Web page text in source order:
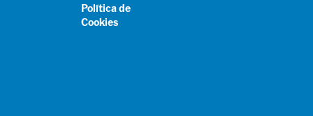
Política de
Cookies